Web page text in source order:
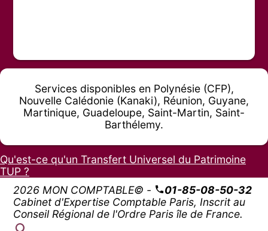
Services disponibles en Polynésie (CFP),
Nouvelle Calédonie (Kanaki), Réunion, Guyane,
Martinique, Guadeloupe, Saint-Martin, Saint-
Barthélemy.
Qu'est-ce qu'un Transfert Universel du Patrimoine
TUP ?
2026 MON COMPTABLE© -
01-85-08-50-32
Cabinet d'Expertise Comptable Paris, Inscrit au
Conseil Régional de l'Ordre Paris île de France.